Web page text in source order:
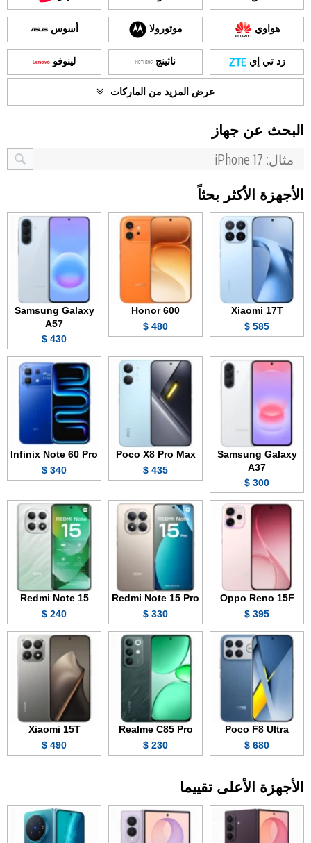
هواوي موتورولا أسوس
زد تي إي ناثينج لينوفو
عرض المزيد من الماركات
البحث عن جهاز
الأجهزة الأكثر بحثاً
Xiaomi 17T
585 $
Honor 600
480 $
Samsung Galaxy
A57
430 $
Samsung Galaxy
A37
300 $
Poco X8 Pro Max
435 $
Infinix Note 60 Pro
340 $
Oppo Reno 15F
395 $
Redmi Note 15 Pro
330 $
Redmi Note 15
240 $
Poco F8 Ultra
680 $
Realme C85 Pro
230 $
Xiaomi 15T
490 $
الأجهزة الأعلى تقييما